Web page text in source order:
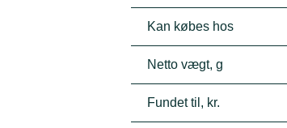
Kan købes hos
Netto vægt, g
Fundet til, kr.